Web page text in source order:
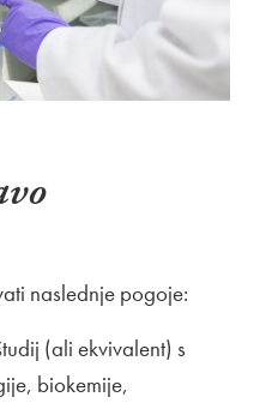
naslednje pogoje:
(ali ekvivalent) s
biokemije,